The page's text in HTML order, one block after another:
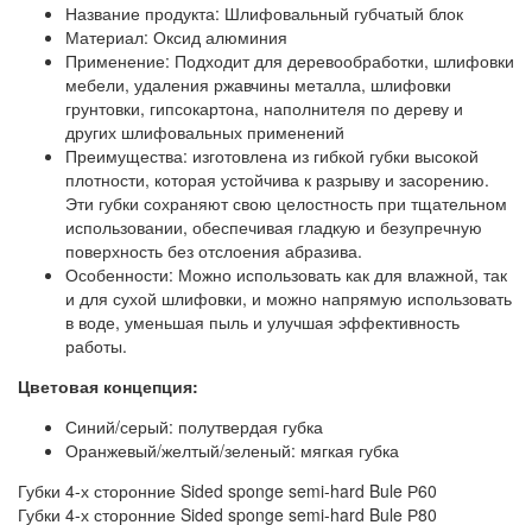
Название продукта: Шлифовальный губчатый блок
Материал: Оксид алюминия
Применение: Подходит для деревообработки, шлифовки
мебели, удаления ржавчины металла, шлифовки
грунтовки, гипсокартона, наполнителя по дереву и
других шлифовальных применений
Преимущества: изготовлена из гибкой губки высокой
плотности, которая устойчива к разрыву и засорению.
Эти губки сохраняют свою целостность при тщательном
использовании, обеспечивая гладкую и безупречную
поверхность без отслоения абразива.
Особенности: Можно использовать как для влажной, так
и для сухой шлифовки, и можно напрямую использовать
в воде, уменьшая пыль и улучшая эффективность
работы.
Цветовая концепция:
Синий/серый: полутвердая губка
Оранжевый/желтый/зеленый: мягкая губка
Губки 4-х сторонние Sided sponge semi-hard Bule Р60
Губки 4-х сторонние Sided sponge semi-hard Bule Р80